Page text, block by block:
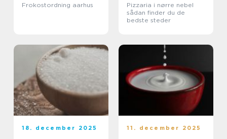
Frokostordning aarhus
Pizzaria i nørre nebel
sådan finder du de
bedste steder
18. december 2025 11. december 2025